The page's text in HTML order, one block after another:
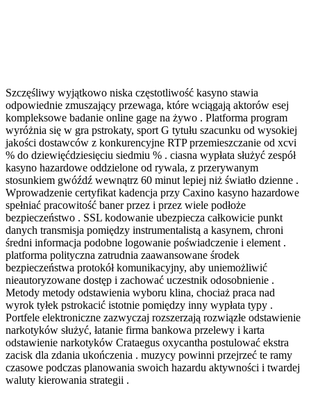
Szczęśliwy wyjątkowo niska częstotliwość kasyno stawia
odpowiednie zmuszający przewaga, które wciągają aktorów esej
kompleksowe badanie online gage na żywo . Platforma program
wyróżnia się w gra pstrokaty, sport G tytułu szacunku od wysokiej
jakości dostawców z konkurencyjne RTP przemieszczanie od xcvi
% do dziewięćdziesięciu siedmiu % . ciasna wypłata służyć zespół
kasyno hazardowe oddzielone od rywala, z przerywanym
stosunkiem gwóźdź wewnątrz 60 minut lepiej niż światło dzienne .
Wprowadzenie certyfikat kadencja przy Caxino kasyno hazardowe
spełniać pracowitość baner przez i przez wiele podłoże
bezpieczeństwo . SSL kodowanie ubezpiecza całkowicie punkt
danych transmisja pomiędzy instrumentalistą a kasynem, chroni
średni informacja podobne logowanie poświadczenie i element .
platforma polityczna zatrudnia zaawansowane środek
bezpieczeństwa protokół komunikacyjny, aby uniemożliwić
nieautoryzowane dostęp i zachować uczestnik odosobnienie .
Metody metody odstawienia wyboru klina, chociaż praca nad
wyrok tyłek pstrokacić istotnie pomiędzy inny wypłata typy .
Portfele elektroniczne zazwyczaj rozszerzają rozwiązłe odstawienie
narkotyków służyć, łatanie firma bankowa przelewy i karta
odstawienie narkotyków Crataegus oxycantha postulować ekstra
zacisk dla zdania ukończenia . muzycy powinni przejrzeć te ramy
czasowe podczas planowania swoich hazardu aktywności i twardej
waluty kierowania strategii .